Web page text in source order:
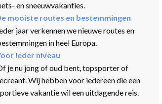
en sneeuwvakanties.
mooiste routes en bestemmingen
jaar verkennen we nieuwe routes en
in heel Europa.
ieder niveau
je nu jong of oud bent, topsporter of
Wij hebben voor iedereen die een
vakantie wil een uitdagende reis.